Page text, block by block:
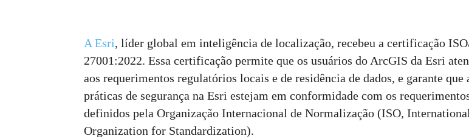
A Esri, líder global em inteligência de localização, recebeu a certificação
27001:2022. Essa certificação permite que os usuários do ArcGIS da Esri
aos requerimentos regulatórios locais e de residência de dados, e garante que
práticas de segurança na Esri estejam em conformidade com os
definidos pela Organização Internacional de Normalização (ISO, International
Organization for Standardization).